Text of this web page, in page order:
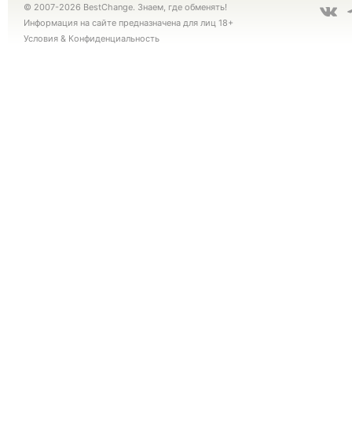
© 2007-2026 BestChange. Знаем, где обменять!
Информация на сайте предназначена для лиц 18+
Условия & Конфиденциальность